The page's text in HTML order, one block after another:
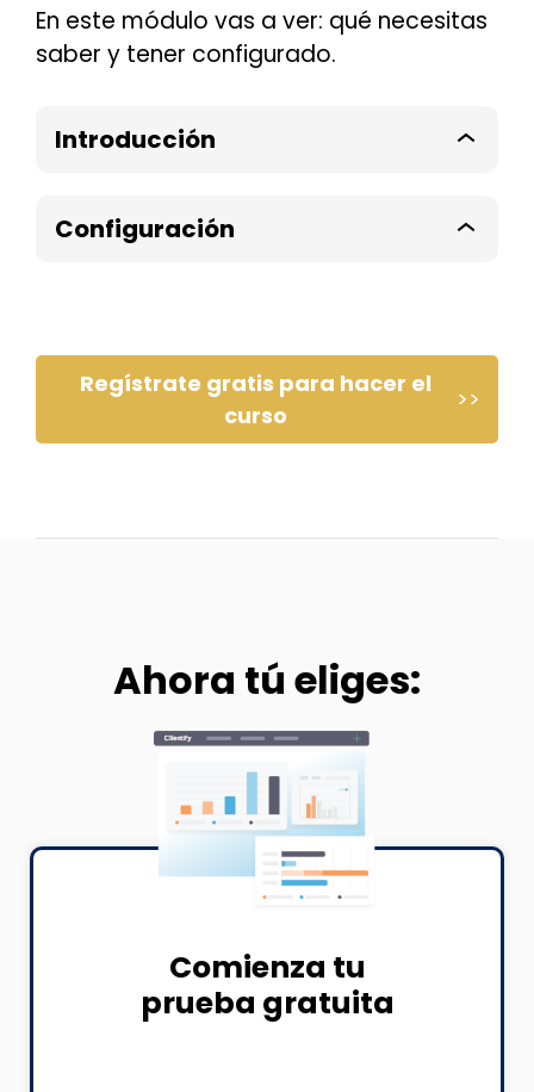
En este módulo vas a ver: qué necesitas
saber y tener configurado.
Introducción
Configuración
Regístrate gratis para hacer el
curso
>>
Ahora tú eliges:
Comienza tu
prueba gratuita